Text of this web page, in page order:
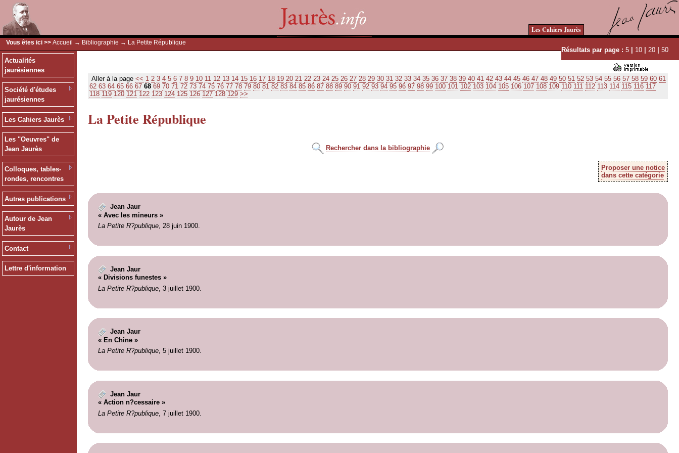
Les Cahiers Jaurès
Vous êtes ici >> Accueil → Bibliographie → La Petite République
Résultats par page : 5 | 10 | 20 | 50
Actualités
jaurésiennes
Société d'études
jaurésiennes
Les Cahiers Jaurès
Les "Oeuvres" de
Jean Jaurès
Colloques, tables-
rondes, rencontres
Autres publications
Autour de Jean
Jaurès
Contact
Lettre d'information
Aller à la page << 1 2 3 4 5 6 7 8 9 10 11 12 13 14 15 16 17 18 19 20 21 22 23 24 25 26 27 28 29 30 31 32 33 34 35 36 37 38 39 40 41 42 43 44 45 46 47 48 49 50 51 52 53 54 55 56 57 58 59 60 61
62 63 64 65 66 67 68 69 70 71 72 73 74 75 76 77 78 79 80 81 82 83 84 85 86 87 88 89 90 91 92 93 94 95 96 97 98 99 100 101 102 103 104 105 106 107 108 109 110 111 112 113 114 115 116 117
118 119 120 121 122 123 124 125 126 127 128 129 >>
La Petite République
Rechercher dans la bibliographie
Proposer une notice
dans cette catégorie
Jean Jaur
« Avec les mineurs »
La Petite R?publique, 28 juin 1900.
Jean Jaur
« Divisions funestes »
La Petite R?publique, 3 juillet 1900.
Jean Jaur
« En Chine »
La Petite R?publique, 5 juillet 1900.
Jean Jaur
« Action n?cessaire »
La Petite R?publique, 7 juillet 1900.